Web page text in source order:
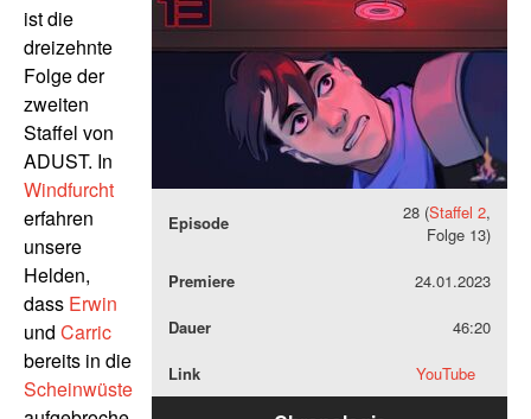
Episode 28 (Staffel 2,
Folge 13)
Premiere 24.01.2023
Dauer 46:20
Link YouTube
ist die
dreizehnte
Folge der
zweiten
Staffel von
ADUST. In
Windfurcht
erfahren
unsere
Helden,
dass Erwin
und Carric
bereits in die
Scheinwüste